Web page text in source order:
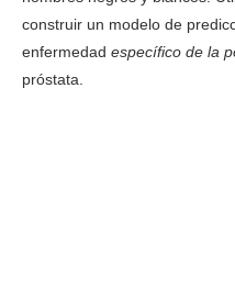
construir un modelo de
enfermedad específico de la
próstata.